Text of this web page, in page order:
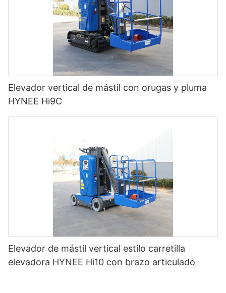
Elevador vertical de mástil con orugas y pluma
HYNEE Hi9C
Elevador de mástil vertical estilo carretilla
elevadora HYNEE Hi10 con brazo articulado